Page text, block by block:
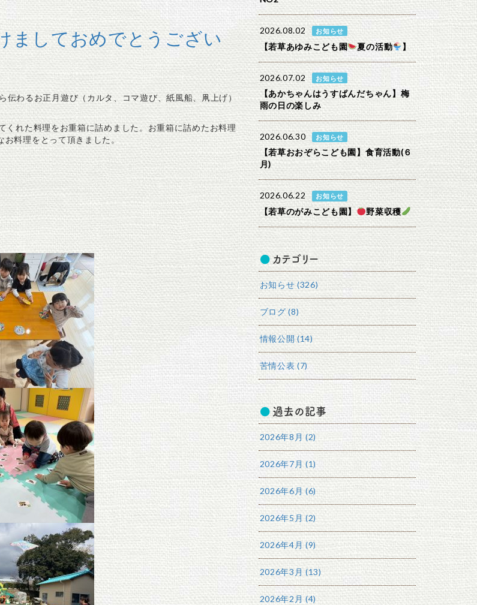
ましておめでとうござい
伝わるお正月遊び（カルタ、コマ遊び、紙風船、凧上げ）
れた料理をお重箱に詰めました。お重箱に詰めたお料理
料理をとって頂きました。
2026.08.02 お知らせ
【若草あゆみこども園 夏の活動 】
2026.07.02 お知らせ
【あかちゃんはうすぱんだちゃん】梅
雨の日の楽しみ
2026.06.30 お知らせ
【若草おおぞらこども園】食育活動(６
月)
2026.06.22 お知らせ
【若草のがみこども園】 野菜収穫
カテゴリー
お知らせ (326)
ブログ (8)
情報公開 (14)
苦情公表 (7)
過去の記事
2026年8月 (2)
2026年7月 (1)
2026年6月 (6)
2026年5月 (2)
2026年4月 (9)
2026年3月 (13)
2026年2月 (4)